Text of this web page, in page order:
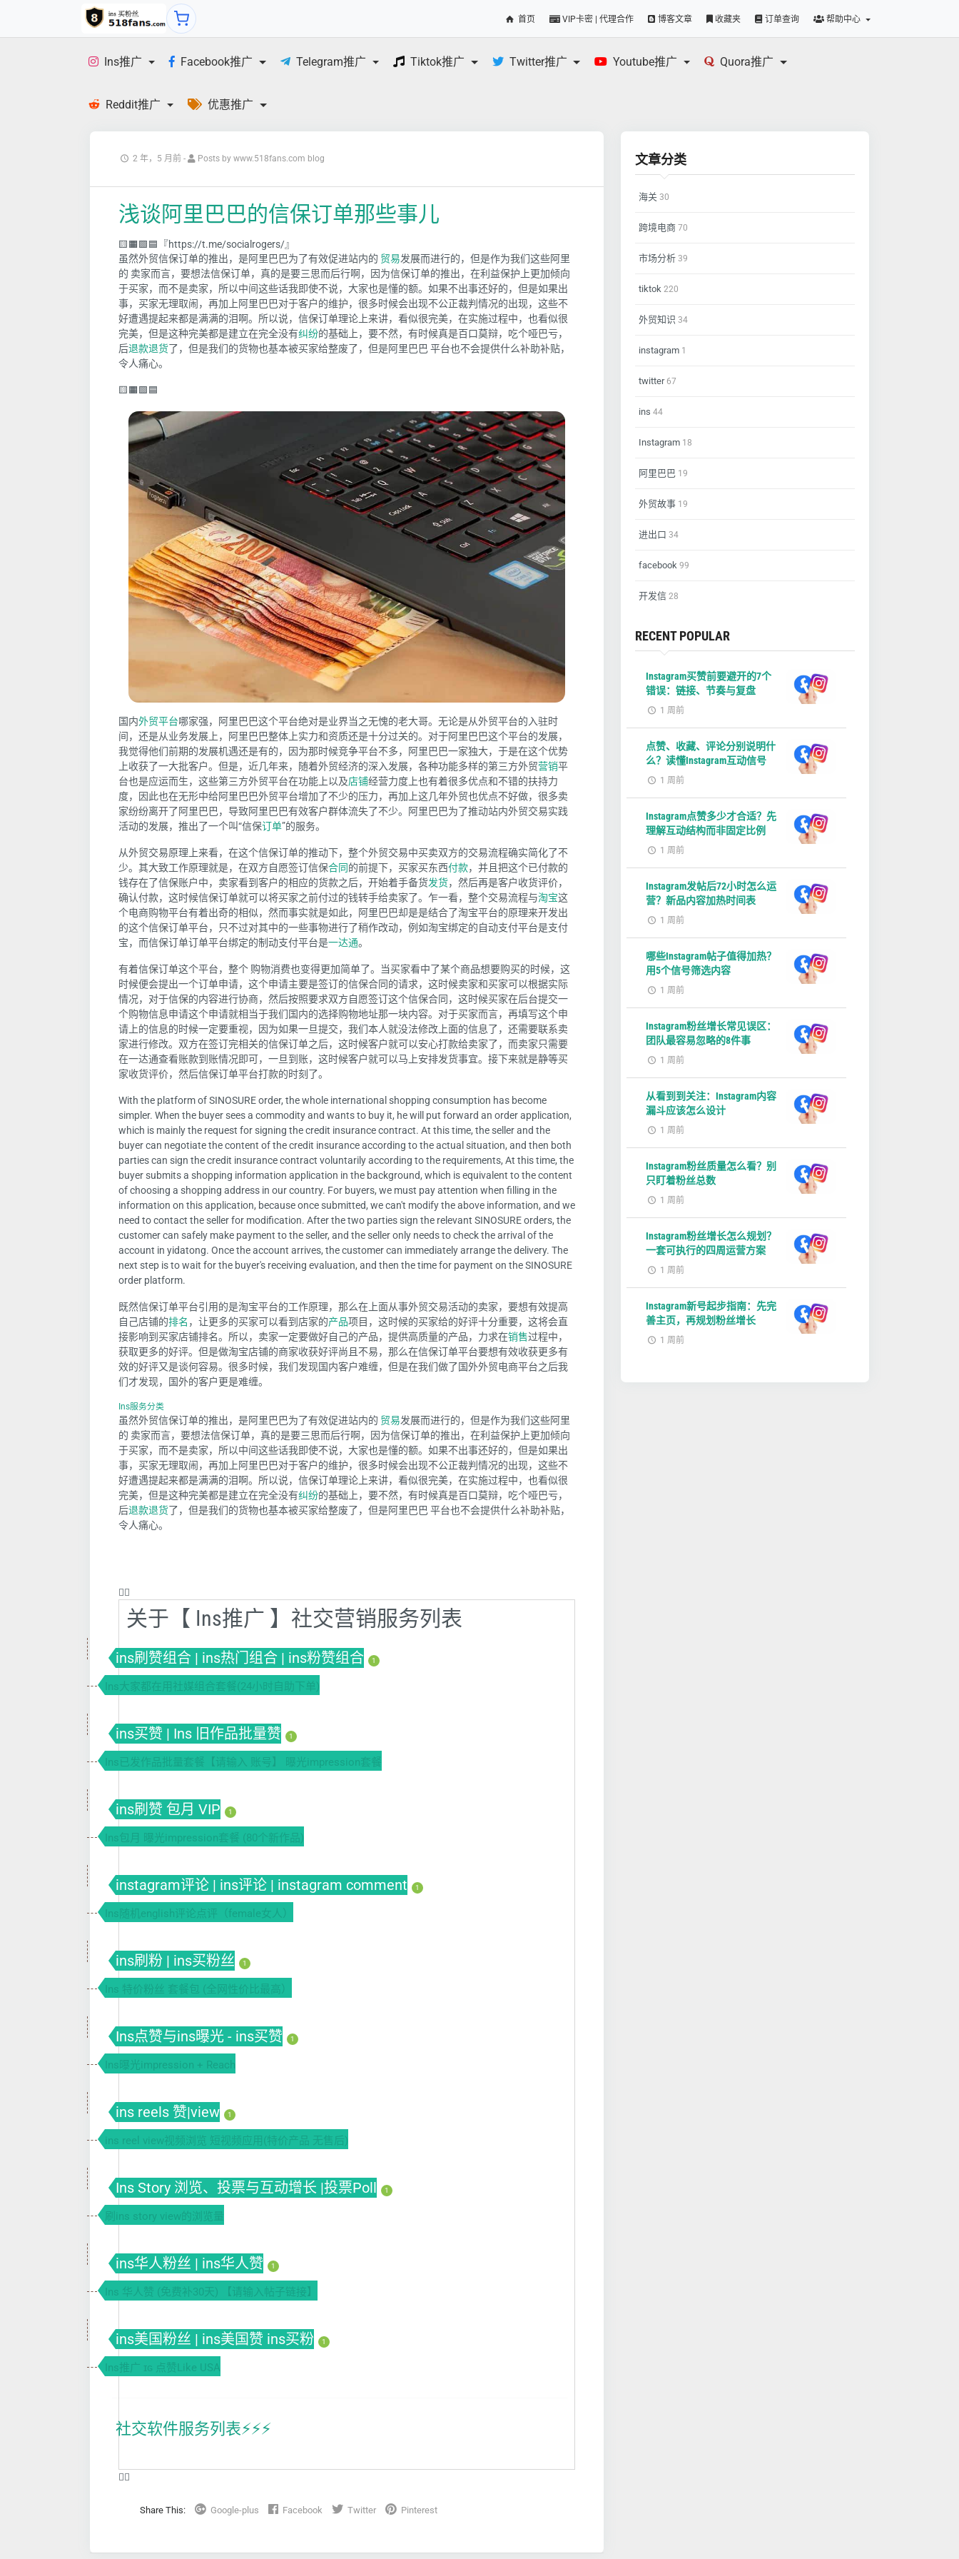
首页 VIP卡密 | 代理合作 博客文章 收藏夹 订单查询 帮助中心
Ins推广 Facebook推广 Telegram推广 Tiktok推广 Twitter推广 Youtube推广 Quora推广
Reddit推广 优惠推广
2 年，5 月前 - Posts by www.518fans.com blog
浅谈阿里巴巴的信保订单那些事儿
🟨🟧🟩🟦『https://t.me/socialrogers/』
虽然外贸信保订单的推出，是阿里巴巴为了有效促进站内的 贸易发展而进行的，但是作为我们这些阿里
的 卖家而言，要想法信保订单，真的是要三思而后行啊，因为信保订单的推出，在利益保护上更加倾向
于买家，而不是卖家，所以中间这些话我即使不说，大家也是懂的额。如果不出事还好的，但是如果出
事，买家无理取闹，再加上阿里巴巴对于客户的维护，很多时候会出现不公正裁判情况的出现，这些不
好遭遇提起来都是满满的泪啊。所以说，信保订单理论上来讲，看似很完美，在实施过程中，也看似很
完美，但是这种完美都是建立在完全没有纠纷的基础上，要不然，有时候真是百口莫辩，吃个哑巴亏，
后退款退货了，但是我们的货物也基本被买家给整废了，但是阿里巴巴 平台也不会提供什么补助补贴，
令人痛心。
🟨🟧🟩🟦
国内外贸平台哪家强，阿里巴巴这个平台绝对是业界当之无愧的老大哥。无论是从外贸平台的入驻时
间，还是从业务发展上，阿里巴巴整体上实力和资质还是十分过关的。对于阿里巴巴这个平台的发展，
我觉得他们前期的发展机遇还是有的，因为那时候竞争平台不多，阿里巴巴一家独大，于是在这个优势
上收获了一大批客户。但是，近几年来，随着外贸经济的深入发展，各种功能多样的第三方外贸营销平
台也是应运而生，这些第三方外贸平台在功能上以及店铺经营力度上也有着很多优点和不错的扶持力
度，因此也在无形中给阿里巴巴外贸平台增加了不少的压力，再加上这几年外贸也优点不好做，很多卖
家纷纷离开了阿里巴巴，导致阿里巴巴有效客户群体流失了不少。阿里巴巴为了推动站内外贸交易实践
活动的发展，推出了一个叫“信保订单”的服务。
从外贸交易原理上来看，在这个信保订单的推动下，整个外贸交易中买卖双方的交易流程确实简化了不
少。其大致工作原理就是，在双方自愿签订信保合同的前提下，买家买东西付款，并且把这个已付款的
钱存在了信保账户中，卖家看到客户的相应的货款之后，开始着手备货发货，然后再是客户收货评价，
确认付款，这时候信保订单就可以将买家之前付过的钱转手给卖家了。乍一看，整个交易流程与淘宝这
个电商购物平台有着出奇的相似，然而事实就是如此，阿里巴巴却是是结合了淘宝平台的原理来开发出
的这个信保订单平台，只不过对其中的一些事物进行了稍作改动，例如淘宝绑定的自动支付平台是支付
宝，而信保订单订单平台绑定的制动支付平台是一达通。
有着信保订单这个平台，整个 购物消费也变得更加简单了。当买家看中了某个商品想要购买的时候，这
时候便会提出一个订单申请，这个申请主要是签订的信保合同的请求，这时候卖家和买家可以根据实际
情况，对于信保的内容进行协商，然后按照要求双方自愿签订这个信保合同，这时候买家在后台提交一
个购物信息申请这个申请就相当于我们国内的选择购物地址那一块内容。对于买家而言，再填写这个申
请上的信息的时候一定要重视，因为如果一旦提交，我们本人就没法修改上面的信息了，还需要联系卖
家进行修改。双方在签订完相关的信保订单之后，这时候客户就可以安心打款给卖家了，而卖家只需要
在一达通查看账款到账情况即可，一旦到账，这时候客户就可以马上安排发货事宜。接下来就是静等买
家收货评价，然后信保订单平台打款的时刻了。
With the platform of SINOSURE order, the whole international shopping consumption has become
simpler. When the buyer sees a commodity and wants to buy it, he will put forward an order application,
which is mainly the request for signing the credit insurance contract. At this time, the seller and the
buyer can negotiate the content of the credit insurance according to the actual situation, and then both
parties can sign the credit insurance contract voluntarily according to the requirements, At this time, the
buyer submits a shopping information application in the background, which is equivalent to the content
of choosing a shopping address in our country. For buyers, we must pay attention when filling in the
information on this application, because once submitted, we can't modify the above information, and we
need to contact the seller for modification. After the two parties sign the relevant SINOSURE orders, the
customer can safely make payment to the seller, and the seller only needs to check the arrival of the
account in yidatong. Once the account arrives, the customer can immediately arrange the delivery. The
next step is to wait for the buyer's receiving evaluation, and then the time for payment on the SINOSURE
order platform.
既然信保订单平台引用的是淘宝平台的工作原理，那么在上面从事外贸交易活动的卖家，要想有效提高
自己店铺的排名 ，让更多的买家可以看到店家的产品项目，这时候的买家给的好评十分重要，这将会直
接影响到买家店铺排名。所以，卖家一定要做好自己的产品，提供高质量的产品，力求在销售过程中，
获取更多的好评。但是做淘宝店铺的商家收获好评尚且不易，那么在信保订单平台要想有效收获更多有
效的好评又是谈何容易。很多时候，我们发现国内客户难缠，但是在我们做了国外外贸电商平台之后我
们才发现，国外的客户更是难缠。
Ins服务分类
虽然外贸信保订单的推出，是阿里巴巴为了有效促进站内的 贸易发展而进行的，但是作为我们这些阿里
的 卖家而言，要想法信保订单，真的是要三思而后行啊，因为信保订单的推出，在利益保护上更加倾向
于买家，而不是卖家，所以中间这些话我即使不说，大家也是懂的额。如果不出事还好的，但是如果出
事，买家无理取闹，再加上阿里巴巴对于客户的维护，很多时候会出现不公正裁判情况的出现，这些不
好遭遇提起来都是满满的泪啊。所以说，信保订单理论上来讲，看似很完美，在实施过程中，也看似很
完美，但是这种完美都是建立在完全没有纠纷的基础上，要不然，有时候真是百口莫辩，吃个哑巴亏，
后退款退货了，但是我们的货物也基本被买家给整废了，但是阿里巴巴 平台也不会提供什么补助补贴，
令人痛心。
❤️‍🔥
关于【 Ins推广 】社交营销服务列表
ins刷赞组合 | ins热门组合 | ins粉赞组合 1
Ins大家都在用社媒组合套餐(24小时自助下单)
ins买赞 | Ins 旧作品批量赞 1
Ins已发作品批量套餐【请输入 账号】 曝光impression套餐
ins刷赞 包月 VIP 1
Ins包月 曝光impression套餐 (80个新作品)
instagram评论 | ins评论 | instagram comment 1
Ins随机english评论点评（female女人）
ins刷粉 | ins买粉丝 1
Ins 特价粉丝 套餐包 (全网性价比最高）
Ins点赞与ins曝光 - ins买赞 1
Ins曝光impression + Reach
ins reels 赞|view 1
ins reel view视频浏览 短视频应用(特价产品 无售后)
Ins Story 浏览、投票与互动增长 |投票Poll 1
刷ins story view的浏览量
ins华人粉丝 | ins华人赞 1
Ins 华人赞 (免费补30天) 【请输入帖子链接】
ins美国粉丝 | ins美国赞 ins买粉 1
Ins推广 ɪɢ 点赞Like USA
社交软件服务列表⚡️⚡️⚡️
❤️‍🔥
Share This: Google-plus Facebook Twitter Pinterest
文章分类
海关 30
跨境电商 70
市场分析 39
tiktok 220
外贸知识 34
instagram 1
twitter67
ins 44
Instagram 18
阿里巴巴 19
外贸故事 19
进出口 34
facebook 99
开发信 28
RECENT POPULAR
Instagram买赞前要避开的7个
错误：链接、节奏与复盘
1 周前
点赞、收藏、评论分别说明什
么？读懂Instagram互动信号
1 周前
Instagram点赞多少才合适？先
理解互动结构而非固定比例
1 周前
Instagram发帖后72小时怎么运
营？新品内容加热时间表
1 周前
哪些Instagram帖子值得加热？
用5个信号筛选内容
1 周前
Instagram粉丝增长常见误区：
团队最容易忽略的8件事
1 周前
从看到到关注：Instagram内容
漏斗应该怎么设计
1 周前
Instagram粉丝质量怎么看？别
只盯着粉丝总数
1 周前
Instagram粉丝增长怎么规划？
一套可执行的四周运营方案
1 周前
Instagram新号起步指南：先完
善主页，再规划粉丝增长
1 周前